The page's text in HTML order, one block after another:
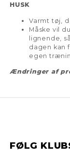
HUSK
Varmt tøj,
Måske vil
lignende,
dagen kan
egen
Ændringer af
FØLG